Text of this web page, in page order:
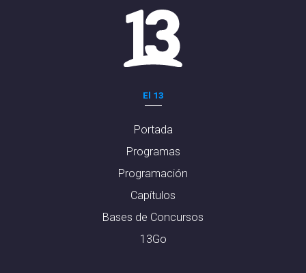
El 13
Portada
Programas
Programación
Capítulos
Bases de Concursos
13Go